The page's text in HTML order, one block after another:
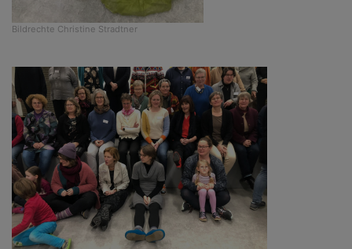
Bildrechte Christine Stradtner